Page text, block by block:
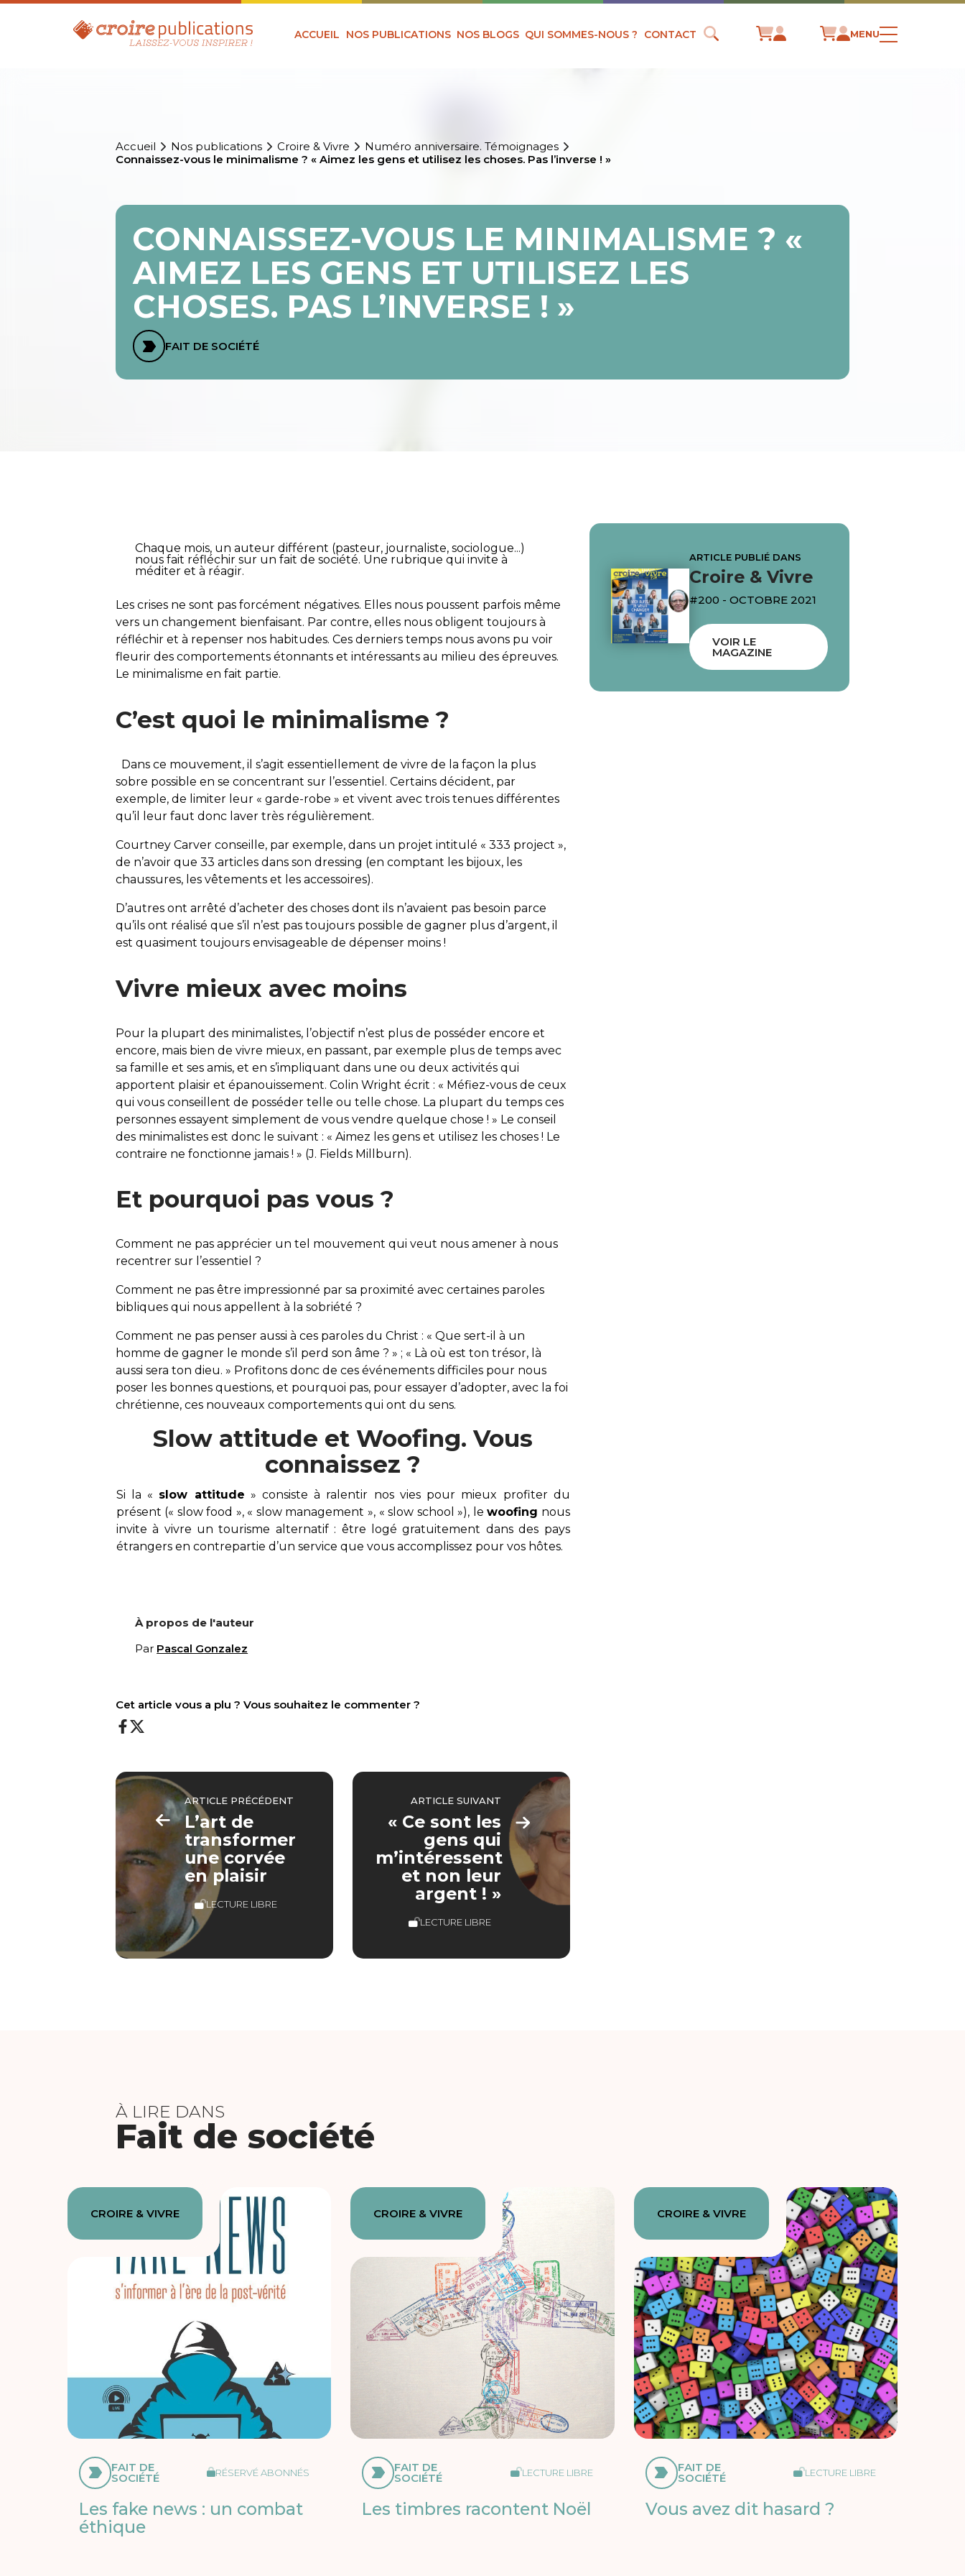
ACCUEIL NOS PUBLICATIONS NOS BLOGS QUI SOMMES-NOUS ? CONTACT MENU
Accueil Nos publications Croire & Vivre
Numéro anniversaire. Témoignages
Connaissez-vous le minimalisme ? « Aimez les gens et utilisez les choses. Pas l’inverse ! »
CONNAISSEZ-VOUS LE MINIMALISME ? «
AIMEZ LES GENS ET UTILISEZ LES
CHOSES. PAS L’INVERSE ! »
FAIT DE SOCIÉTÉ
Chaque mois, un auteur différent (pasteur, journaliste, sociologue...)
nous fait réfléchir sur un fait de société. Une rubrique qui invite à
méditer et à réagir.
Les crises ne sont pas forcément négatives. Elles nous poussent parfois même
vers un changement bienfaisant. Par contre, elles nous obligent toujours à
réfléchir et à repenser nos habitudes. Ces derniers temps nous avons pu voir
fleurir des comportements étonnants et intéressants au milieu des épreuves.
Le minimalisme en fait partie.
C’est quoi le minimalisme ?
Dans ce mouvement, il s’agit essentiellement de vivre de la façon la plus
sobre possible en se concentrant sur l’essentiel. Certains décident, par
exemple, de limiter leur « garde-robe » et vivent avec trois tenues différentes
qu’il leur faut donc laver très régulièrement.
Courtney Carver conseille, par exemple, dans un projet intitulé « 333 project »,
de n’avoir que 33 articles dans son dressing (en comptant les bijoux, les
chaussures, les vêtements et les accessoires).
D’autres ont arrêté d’acheter des choses dont ils n’avaient pas besoin parce
qu’ils ont réalisé que s’il n’est pas toujours possible de gagner plus d’argent, il
est quasiment toujours envisageable dedépenser moins !
Vivre mieux avec moins
Pour la plupart des minimalistes, l’objectif n’est plus de posséder encore et
encore, mais bien de vivre mieux, en passant, par exemple plus de temps avec
sa famille et ses amis, et en s’impliquant dans une ou deux activités qui
apportent plaisir et épanouissement. Colin Wright écrit : « Méfiez-vous de ceux
qui vous conseillent de posséder telle ou telle chose. La plupart du temps ces
personnes essayent simplement de vous vendre quelque chose ! » Le conseil
des minimalistes est donc le suivant : « Aimez les gens et utilisez les choses ! Le
contraire ne fonctionne jamais ! » (J. Fields Millburn).
Et pourquoi pas vous ?
Comment ne pas apprécier un tel mouvement qui veut nous amener à nous
recentrer sur l’essentiel ?
Comment ne pas être impressionné par sa proximité avec certaines paroles
bibliques qui nous appellent à la sobriété ?
Comment ne pas penser aussi à ces paroles du Christ : «Que sert-il à un
homme de gagner le monde s’il perd son âme ? » ; « Là où est ton trésor, là
aussi sera ton dieu. » Profitons donc de ces événements difficiles pour nous
poser les bonnes questions, et pourquoi pas, pour essayer d’adopter, avec la foi
chrétienne, ces nouveaux comportements qui ont du sens.
Slow attitude et Woofing. Vous
connaissez ?
Si la « slow attitude » consiste à ralentir nos vies pour mieux profiter du
présent (« slow food », « slow management », « slow school »), lewoofing nous
invite à vivre un tourisme alternatif : être logé gratuitement dans des pays
étrangers en contrepartie d’un service que vous accomplissez pour vos hôtes.
À propos de l'auteur
Par Pascal Gonzalez
Cet article vous a plu ? Vous souhaitez le commenter ?
ARTICLE PRÉCÉDENT
L’art de
transformer
une corvée
en plaisir
LECTURE LIBRE
ARTICLE SUIVANT
« Ce sont les
gens qui
m’intéressent
et non leur
argent ! »
LECTURE LIBRE
ARTICLE PUBLIÉ DANS
Croire & Vivre
#200 - OCTOBRE 2021
VOIR LE
MAGAZINE
À LIRE DANS
Fait de société
CROIRE & VIVRE
FAIT DE
SOCIÉTÉ RÉSERVÉ ABONNÉS
Les fake news : un combat
éthique
CROIRE & VIVRE
FAIT DE
SOCIÉTÉ LECTURE LIBRE
Les timbres racontent Noël
CROIRE & VIVRE
FAIT DE
SOCIÉTÉ LECTURE LIBRE
Vous avez dit hasard ?